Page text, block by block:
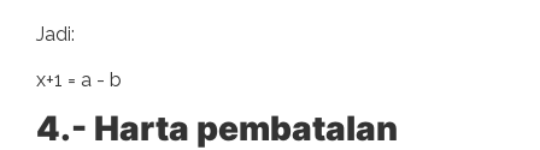
Jadi:
x+1 = a - b
4.- Harta pembatalan